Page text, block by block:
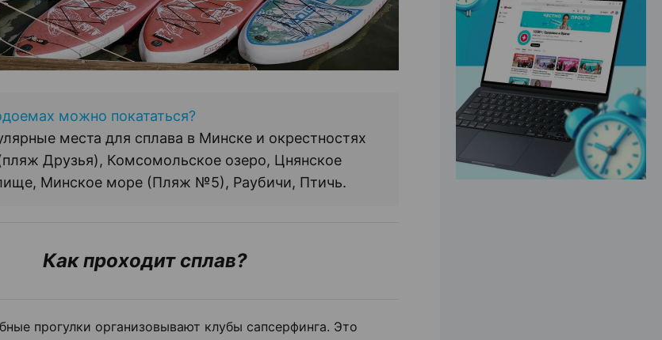
можно покататься?
места для сплава в Минске и окрестностях
Друзья), Комсомольское озеро, Цнянское
Минское море (Пляж №5), Раубичи, Птичь.
Как проходит сплав?
прогулки организовывают клубы сапсерфинга. Это
ЭФФЕКТИВНАЯ РЕКЛАМА НА САЙТЕ